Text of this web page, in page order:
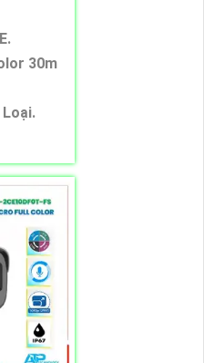
30m
Loại.